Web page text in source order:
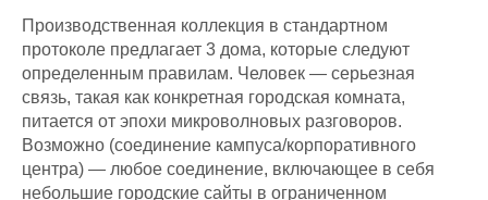
Производственная коллекция в стандартном
протоколе предлагает 3 дома, которые следуют
определенным правилам. Человек — серьезная
связь, такая как конкретная городская комната,
питается от эпохи микроволновых разговоров.
Возможно (соединение кампуса/корпоративного
центра) — любое соединение, включающее в себя
небольшие городские сайты в ограниченном